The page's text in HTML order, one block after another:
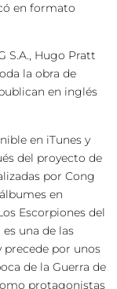
en formato
S.A., Hugo Pratt
la obra de
en inglés
en iTunes y
del proyecto de
por Cong
en
Escorpiones del
una de las
precede por unos
de la Guerra de
protagonistas